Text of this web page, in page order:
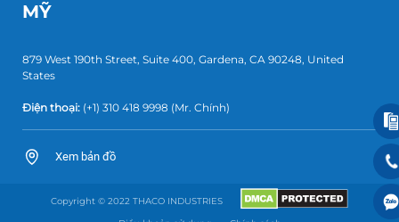
MỸ
879 West 190th Street, Suite 400, Gardena, CA 90248, United
States
Điện thoại: (+1) 310 418 9998 (Mr. Chính)
Xem bản đồ
Copyright © 2022 THACO INDUSTRIES